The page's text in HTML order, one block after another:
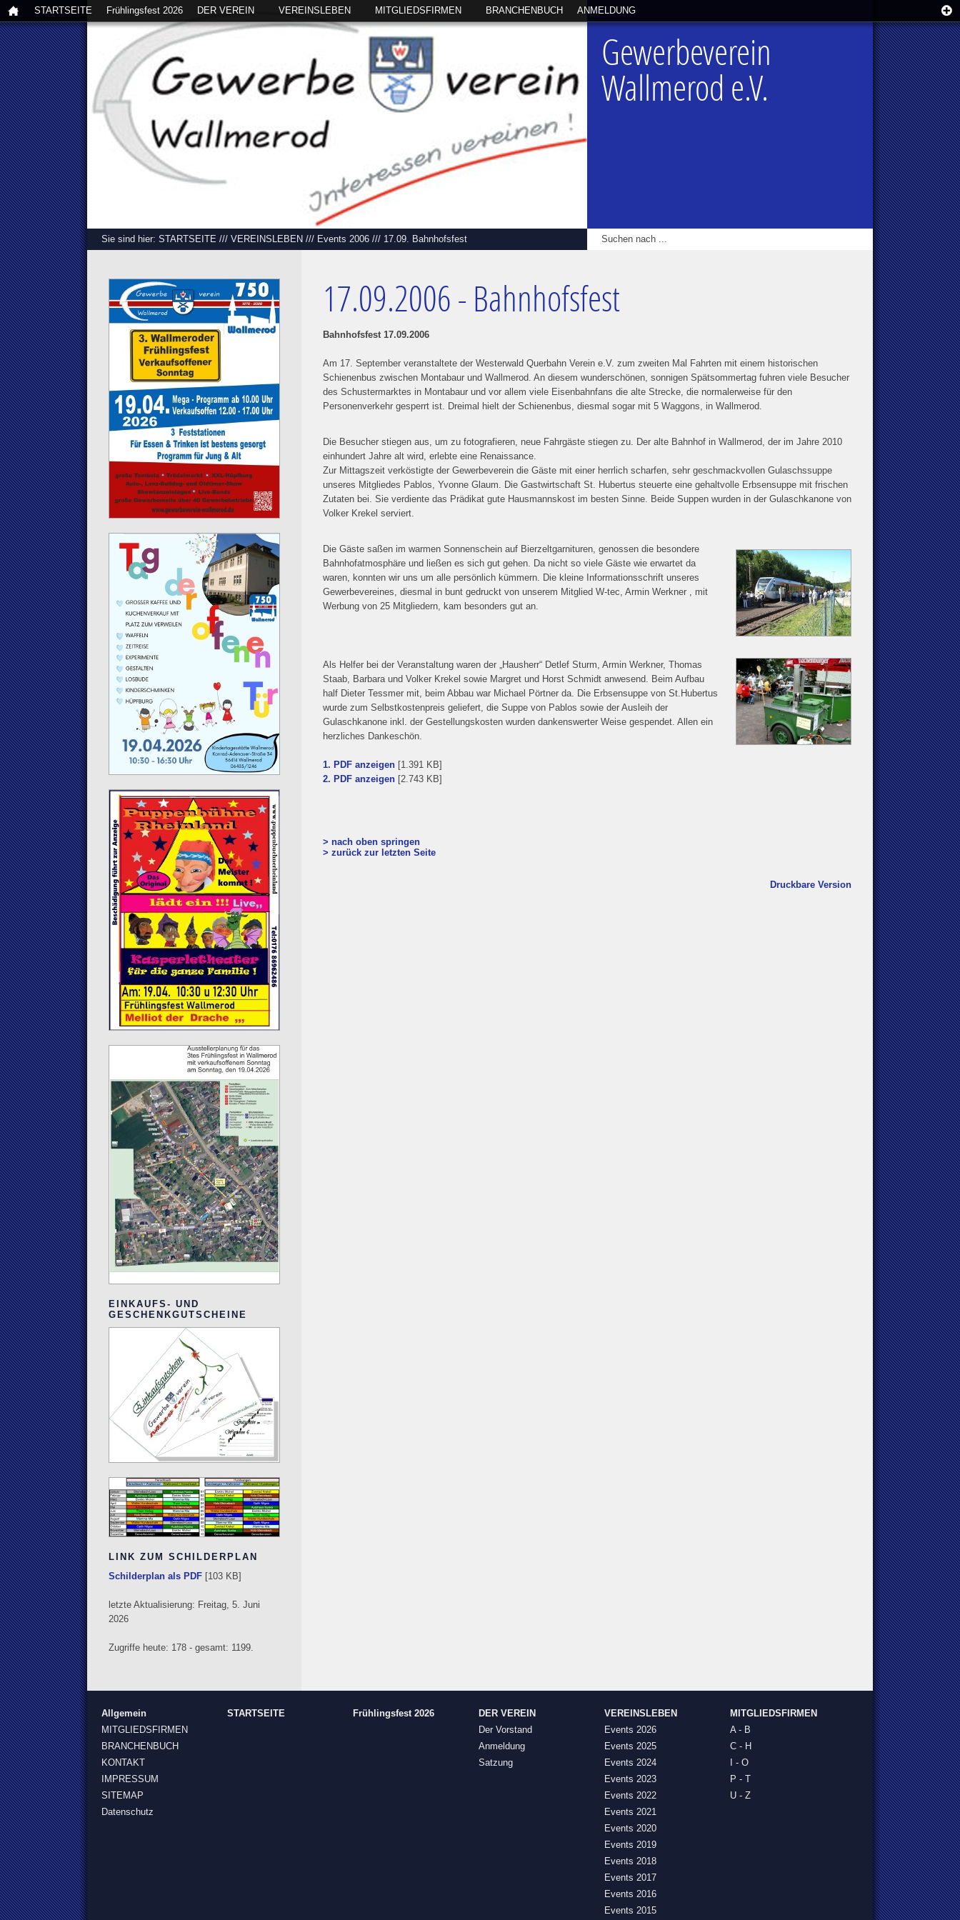
STARTSEITE Frühlingsfest 2026 DER VEREIN VEREINSLEBEN MITGLIEDSFIRMEN BRANCHENBUCH ANMELDUNG
Gewerbeverein
Wallmerod e.V.
Sie sind hier: STARTSEITE /// VEREINSLEBEN /// Events 2006 /// 17.09. Bahnhofsfest
17.09.2006 - Bahnhofsfest
Bahnhofsfest 17.09.2006
Am 17. September veranstaltete der Westerwald Querbahn Verein e.V. zum zweiten Mal Fahrten mit einem historischen
Schienenbus zwischen Montabaur und Wallmerod. An diesem wunderschönen, sonnigen Spätsommertag fuhren viele Besucher
des Schustermarktes in Montabaur und vor allem viele Eisenbahnfans die alte Strecke, die normalerweise für den
Personenverkehr gesperrt ist. Dreimal hielt der Schienenbus, diesmal sogar mit 5 Waggons, in Wallmerod.
Die Besucher stiegen aus, um zu fotografieren, neue Fahrgäste stiegen zu. Der alte Bahnhof in Wallmerod, der im Jahre 2010
einhundert Jahre alt wird, erlebte eine Renaissance.
Zur Mittagszeit verköstigte der Gewerbeverein die Gäste mit einer herrlich scharfen, sehr geschmackvollen Gulaschssuppe
unseres Mitgliedes Pablos, Yvonne Glaum. Die Gastwirtschaft St. Hubertus steuerte eine gehaltvolle Erbsensuppe mit frischen
Zutaten bei. Sie verdiente das Prädikat gute Hausmannskost im besten Sinne. Beide Suppen wurden in der Gulaschkanone von
Volker Krekel serviert.
Die Gäste saßen im warmen Sonnenschein auf Bierzeltgarnituren, genossen die besondere
Bahnhofatmosphäre und ließen es sich gut gehen. Da nicht so viele Gäste wie erwartet da
waren, konnten wir uns um alle persönlich kümmern. Die kleine Informationsschrift unseres
Gewerbevereines, diesmal in bunt gedruckt von unserem Mitglied W-tec, Armin Werkner , mit
Werbung von 25 Mitgliedern, kam besonders gut an.
Als Helfer bei der Veranstaltung waren der „Hausherr“ Detlef Sturm, Armin Werkner, Thomas
Staab, Barbara und Volker Krekel sowie Margret und Horst Schmidt anwesend. Beim Aufbau
half Dieter Tessmer mit, beim Abbau war Michael Pörtner da. Die Erbsensuppe von St.Hubertus
wurde zum Selbstkostenpreis geliefert, die Suppe von Pablos sowie der Ausleih der
Gulaschkanone inkl. der Gestellungskosten wurden dankenswerter Weise gespendet. Allen ein
herzliches Dankeschön.
1. PDF anzeigen [1.391 KB]
2. PDF anzeigen [2.743 KB]
> nach oben springen
> zurück zur letzten Seite
Druckbare Version
EINKAUFS- UND
GESCHENKGUTSCHEINE
LINK ZUM SCHILDERPLAN
Schilderplan als PDF [103 KB]
letzte Aktualisierung: Freitag, 5. Juni
2026
Zugriffe heute: 178 - gesamt: 1199.
Allgemein
MITGLIEDSFIRMEN
BRANCHENBUCH
KONTAKT
IMPRESSUM
SITEMAP
Datenschutz
STARTSEITE Frühlingsfest 2026
DER VEREIN
Der Vorstand
Anmeldung
Satzung
VEREINSLEBEN
Events 2026
Events 2025
Events 2024
Events 2023
Events 2022
Events 2021
Events 2020
Events 2019
Events 2018
Events 2017
Events 2016
Events 2015
MITGLIEDSFIRMEN
A - B
C - H
I - O
P - T
U - Z